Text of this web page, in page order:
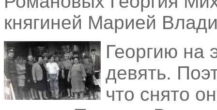
княгиней Марией
Георгию на
девять.
что снято